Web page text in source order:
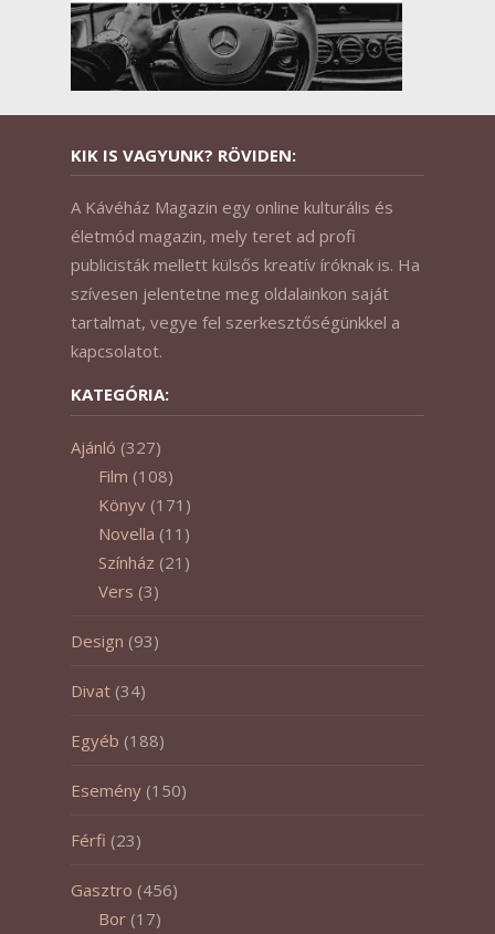
KIK IS VAGYUNK? RÖVIDEN:
A Kávéház Magazin egy online kulturális és
életmód magazin, mely teret ad profi
publicisták mellett külsős kreatív íróknak is. Ha
szívesen jelentetne meg oldalainkon saját
tartalmat, vegye fel szerkesztőségünkkel a
kapcsolatot.
KATEGÓRIA:
Ajánló (327)
Film (108)
Könyv (171)
Novella (11)
Színház (21)
Vers (3)
Design (93)
Divat (34)
Egyéb (188)
Esemény (150)
Férfi (23)
Gasztro (456)
Bor (17)